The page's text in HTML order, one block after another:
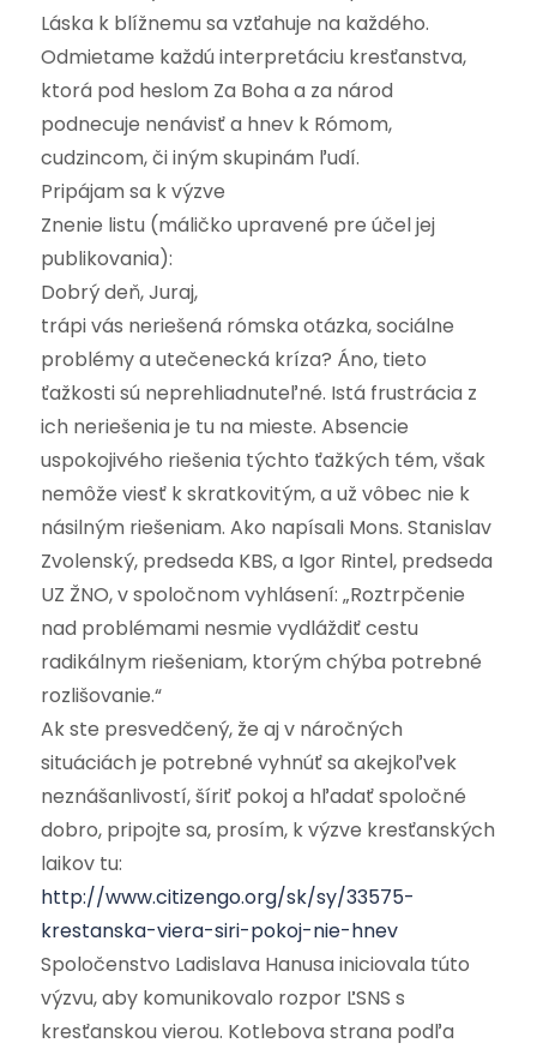
Láska k blížnemu sa vzťahuje na každého.
Odmietame každú interpretáciu kresťanstva,
ktorá pod heslom Za Boha a za národ
podnecuje nenávisť a hnev k Rómom,
cudzincom, či iným skupinám ľudí.
Pripájam sa k výzve
Znenie listu (máličko upravené pre účel jej
publikovania):
Dobrý deň, Juraj,
trápi vás neriešená rómska otázka, sociálne
problémy a utečenecká kríza? Áno, tieto
ťažkosti sú neprehliadnuteľné. Istá frustrácia z
ich neriešenia je tu na mieste. Absencie
uspokojivého riešenia týchto ťažkých tém, však
nemôže viesť k skratkovitým, a už vôbec nie k
násilným riešeniam. Ako napísali Mons. Stanislav
Zvolenský, predseda KBS, a Igor Rintel, predseda
UZ ŽNO, v spoločnom vyhlásení: „Roztrpčenie
nad problémami nesmie vydláždiť cestu
radikálnym riešeniam, ktorým chýba potrebné
rozlišovanie.“
Ak ste presvedčený, že aj v náročných
situáciách je potrebné vyhnúť sa akejkoľvek
neznášanlivostí, šíriť pokoj a hľadať spoločné
dobro, pripojte sa, prosím, k výzve kresťanských
laikov tu:
http://www.citizengo.org/sk/sy/33575-
krestanska-viera-siri-pokoj-nie-hnev
Spoločenstvo Ladislava Hanusa iniciovala túto
výzvu, aby komunikovalo rozpor ĽSNS s
kresťanskou vierou. Kotlebova strana podľa